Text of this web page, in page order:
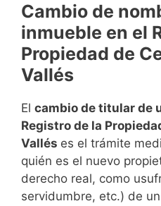
Cambio de
inmueble en el
Propiedad de
Vallés
El cambio de titular de
Registro de la
Vallés es el trámite
quién es el nuevo
derecho real, como
servidumbre, etc.) de